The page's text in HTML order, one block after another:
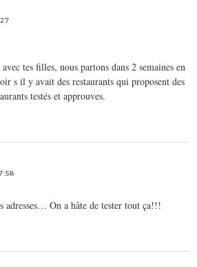
tes filles, nous partons dans 2 semaines en
s il y avait des restaurants qui proposent des
testés et approuves.
adresses… On a hâte de tester tout ça!!!